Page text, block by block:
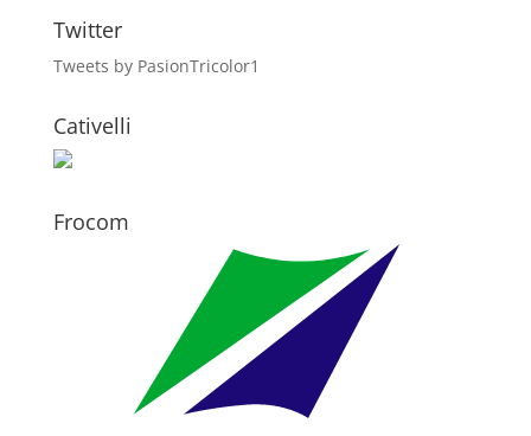
Twitter
Tweets by PasionTricolor1
Cativelli
Frocom